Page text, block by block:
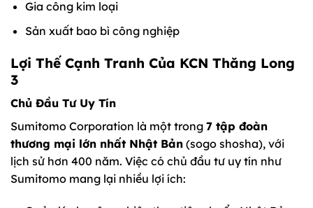
Gia công kim loại
Sản xuất bao bì công nghiệp
Lợi Thế Cạnh Tranh Của KCN Thăng Long
3
Chủ Đầu Tư Uy Tín
Sumitomo Corporation là một trong 7 tập đoàn
thương mại lớn nhất Nhật Bản (sogo shosha), với
lịch sử hơn 400 năm. Việc có chủ đầu tư uy tín như
Sumitomo mang lại nhiều lợi ích: